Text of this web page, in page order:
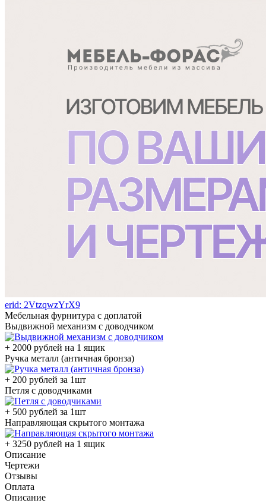
erid: 2VtzqwzYrX9
Мебельная фурнитура с доплатой
Выдвижной механизм с доводчиком
+ 2000 рублей на 1 ящик
Ручка металл (античная бронза)
+ 200 рублей за 1шт
Петля с доводчиками
+ 500 рублей за 1шт
Направляющая скрытого монтажа
+ 3250 рублей на 1 ящик
Описание
Чертежи
Отзывы
Оплата
Описание